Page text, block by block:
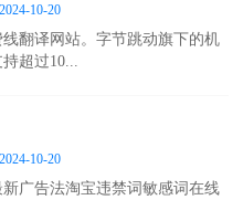
2024-10-20
翻译网站。字节跳动旗下的机
超过10...
2024-10-20
广告法淘宝违禁词敏感词在线